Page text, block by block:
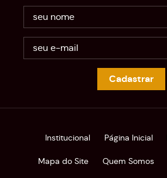
Cadastrar
Institucional Página Inicial
Mapa do Site Quem Somos